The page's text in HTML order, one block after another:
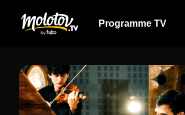
Programme TV